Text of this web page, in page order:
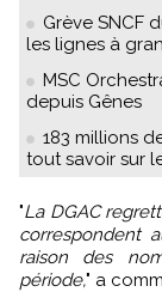
Grève SNCF
les lignes à
MSC
depuis Gênes
183 millions
tout savoir sur
"La DGAC regrette profondément le choix de ces dates, qui
correspondent
raison des
période," a